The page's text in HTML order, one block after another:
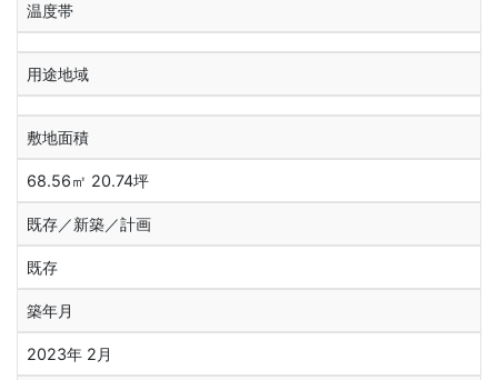
温度帯
用途地域
敷地面積
68.56㎡ 20.74坪
既存／新築／計画
既存
築年月
2023年 2月